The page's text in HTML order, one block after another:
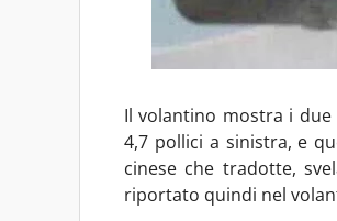
Il volantino mostra i
4,7 pollici a sinistra, e
cinese che tradotte,
riportato quindi nel